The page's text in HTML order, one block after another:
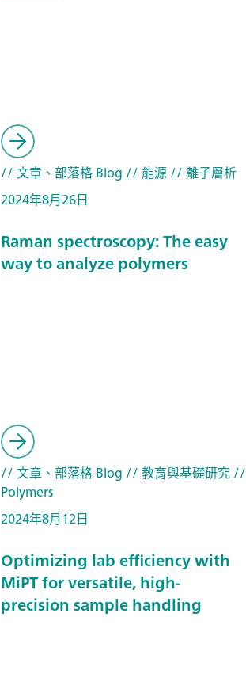
// 文章、部落格 Blog // 能源// 離子層析
2024年8月26日
Raman spectroscopy: The easy
way to analyze polymers
// 文章、部落格 Blog // 教育與基礎研究//
Polymers
2024年8月12日
Optimizing lab efficiency with
MiPT for versatile, high-
precision sample handling